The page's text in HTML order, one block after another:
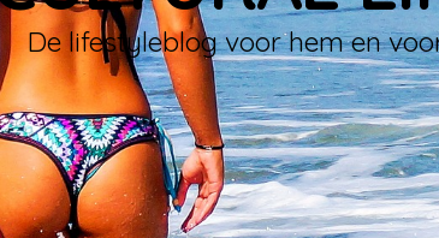
De lifestyleblog voor hem en